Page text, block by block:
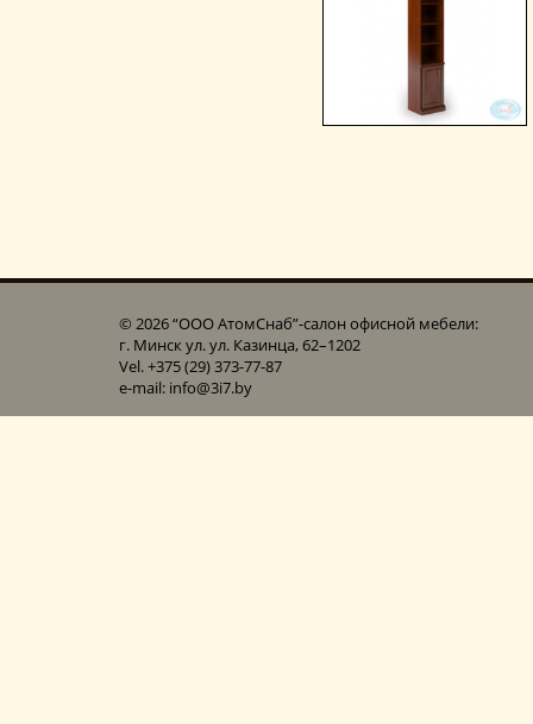
© 2026 “ООО АтомСнаб”-cалон офисной мебели:
г. Минск ул. ул. Казинца, 62–1202
Vel. +375 (29) 373-77-87
e-mail: info@3i7.by